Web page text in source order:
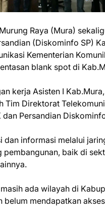
Raya (Mura)
(Diskominfo SP)
Kementerian
blank spot di
kerja Asisten I
Direktorat
Persandian
dan informasi melalui
baik di
ada wilayah di
mendapatkan